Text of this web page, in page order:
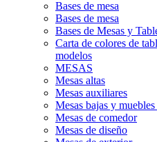
Bases de mesa
Bases de mesa
Bases de Mesas y
Carta de colores de
modelos
MESAS
Mesas altas
Mesas auxiliares
Mesas bajas y
Mesas de comedor
Mesas de diseño